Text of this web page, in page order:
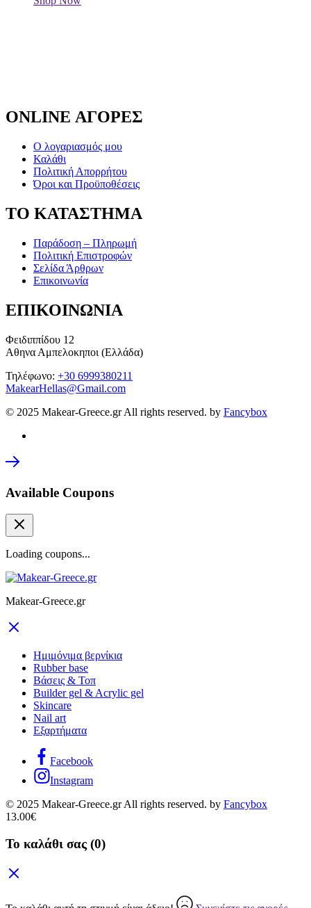
ONLINE ΑΓΟΡΕΣ
Ο λογαριασμός μου
Καλάθι
Πολιτική Απορρήτου
Όροι και Προϋποθέσεις
ΤΟ ΚΑΤΑΣΤΗΜΑ
Παράδοση – Πληρωμή
Πολιτική Επιστροφών
Σελίδα Άρθρων
Επικοινωνία
ΕΠΙΚΟΙΝΩΝΙΑ
Φειδιππίδου 12
Αθηνα Αμπελοκηποι (Ελλάδα)
Τηλέφωνο: +30 6999380211
MakearHellas@Gmail.com
© 2025 Makear-Greece.gr All rights reserved. by Fancybox
Available Coupons
Loading coupons...
Makear-Greece.gr
Ημιμόνιμα βερνίκια
Rubber base
Βάσεις & Τοπ
Builder gel & Acrylic gel
Skincare
Nail art
Εξαρτήματα
Facebook
Instagram
© 2025 Makear-Greece.gr All rights reserved. by Fancybox
13.00€
Το καλάθι σας (0)